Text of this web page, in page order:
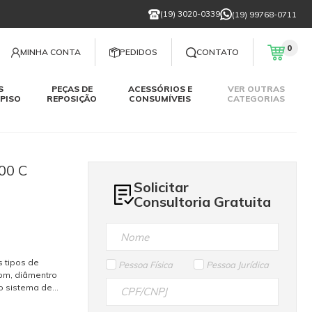
(19) 3020-0339 (19) 99768-0711
MINHA CONTA PEDIDOS CONTATO 0
PEÇAS DE
REPOSIÇÃO
ACESSÓRIOS E
CONSUMÍVEIS
VER OUTRAS
CATEGORIAS
C
tipos de
diâmentro
sistema de
Solicitar
Consultoria Gratuita
Pessoa Física Pessoa Jurídica